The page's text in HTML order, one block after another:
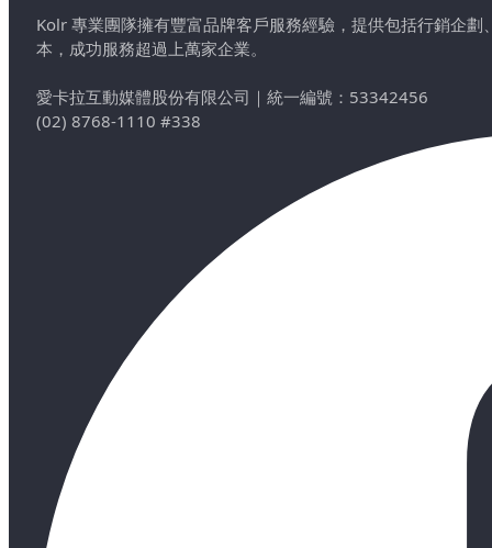
Kolr 專業團隊擁有豐富品牌客戶服務經驗，提供包括行銷企
本，成功服務超過上萬家企業。
愛卡拉互動媒體股份有限公司 ｜ 統一編號：53342456
(02) 8768-1110 #338